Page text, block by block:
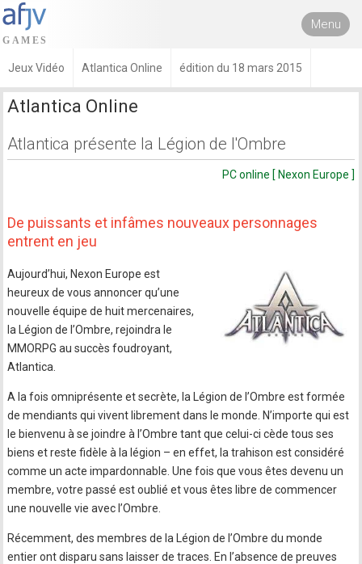
Menu
Jeux Vidéo Atlantica Online édition du 18 mars 2015
Atlantica Online
Atlantica présente la Légion de l'Ombre
PC online [ Nexon Europe ]
De puissants et infâmes nouveaux personnages
entrent en jeu
Aujourd’hui, Nexon Europe est
heureux de vous annoncer qu’une
nouvelle équipe de huit mercenaires,
la Légion de l’Ombre, rejoindra le
MMORPG au succès foudroyant,
Atlantica.
A la fois omniprésente et secrète, la Légion de l’Ombre est formée
de mendiants qui vivent librement dans le monde. N’importe qui est
le bienvenu à se joindre à l’Ombre tant que celui-ci cède tous ses
biens et reste fidèle à la légion – en effet, la trahison est considéré
comme un acte impardonnable. Une fois que vous êtes devenu un
membre, votre passé est oublié et vous êtes libre de commencer
une nouvelle vie avec l’Ombre.
Récemment, des membres de la Légion de l’Ombre du monde
entier ont disparu sans laisser de traces. En l’absence de preuves